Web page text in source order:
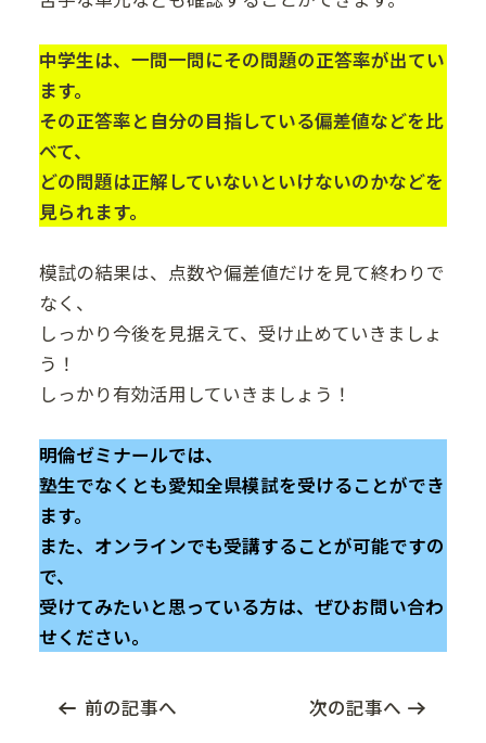
中学生は、一問一問にその問題の正答率が出てい
ます。
その正答率と自分の目指している偏差値などを比
べて、
どの問題は正解していないといけないのかなどを
見られます。
模試の結果は、点数や偏差値だけを見て終わりで
なく、
しっかり今後を見据えて、受け止めていきましょ
う！
しっかり有効活用していきましょう！
明倫ゼミナールでは、
塾生でなくとも愛知全県模試を受けることができ
ます。
また、オンラインでも受講することが可能ですの
で、
受けてみたいと思っている方は、ぜひお問い合わ
せください。
前の記事へ 次の記事へ